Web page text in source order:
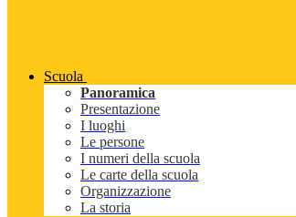
Scuola
Panoramica
Presentazione
I luoghi
Le persone
I numeri della scuola
Le carte della scuola
Organizzazione
La storia